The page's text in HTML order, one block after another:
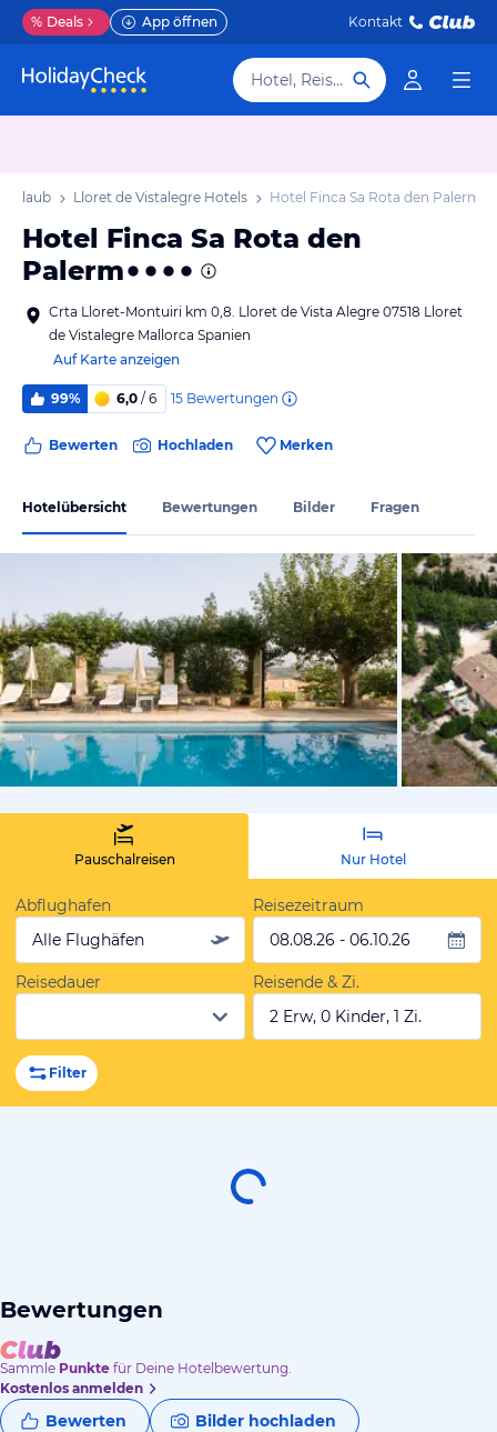
% Deals App öffnen Kontakt
Hotel, Reiseziel
Urlaub Lloret de Vistalegre Hotels Hotel Finca Sa Rota den Palerm
Hotel Finca Sa Rota den
Palerm
Crta Lloret-Montuiri km 0,8. Lloret de Vista Alegre 07518 Lloret
de Vistalegre Mallorca Spanien
Auf Karte anzeigen
99% 6,0 / 6 15 Bewertungen
Bewerten Hochladen Merken
Hotelübersicht Bewertungen Bilder Fragen
vom
Pauschalreisen Nur Hotel
Abflughafen
Alle Flughäfen
Reisezeitraum
08.08.26 - 06.10.26
Reisedauer
Reisende & Zi.
2 Erw, 0 Kinder, 1 Zi.
Filter
Bewertungen
Sammle Punkte für Deine Hotelbewertung.
Kostenlos anmelden
Bewerten Bilder hochladen